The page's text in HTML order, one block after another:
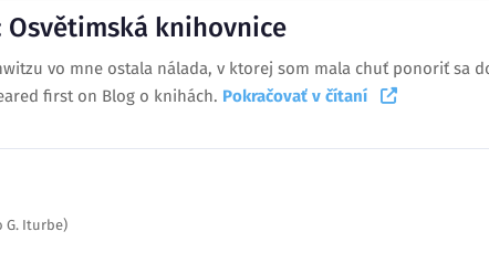
knihovnice
vo mne ostala nálada, v ktorej som mala chuť ponoriť sa
first on Blog o knihách. Pokračovať v čítaní
G. Iturbe)